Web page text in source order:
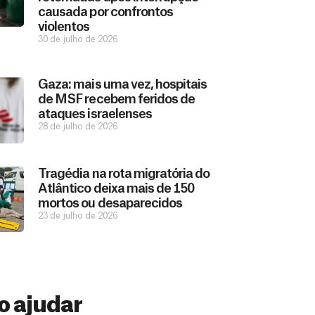
causada por confrontos
violentos
30 de julho de 2026
Gaza: mais uma vez, hospitais
de MSF recebem feridos de
ataques israelenses
28 de julho de 2026
Tragédia na rota migratória do
Atlântico deixa mais de 150
mortos ou desaparecidos
23 de julho de 2026
ajudar